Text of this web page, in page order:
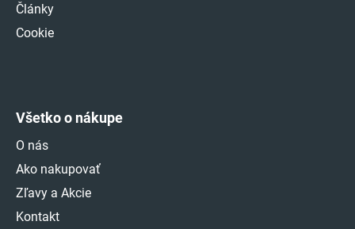
Články
Cookie
Všetko o nákupe
O nás
Ako nakupovať
Zľavy a Akcie
Kontakt